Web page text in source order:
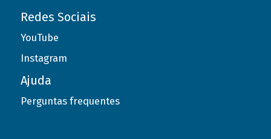
Redes Sociais
YouTube
Instagram
Ajuda
Perguntas frequentes